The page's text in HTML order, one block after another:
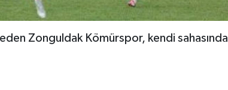
Zonguldak Kömürspor, kendi sahasında